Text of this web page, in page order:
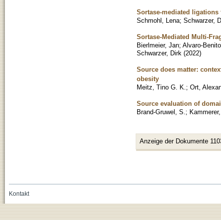
Sortase-mediated
Schmohl, Lena; Schwarzer,
Sortase-Mediated Multi-
Bierlmeier, Jan; Alvaro-
Schwarzer, Dirk (2022)
Source does matter:
obesity
Meitz, Tino G. K. ; Ort,
Source evaluation of
Brand-Gruwel, S. ;
Anzeige der Dokumente
Kontakt